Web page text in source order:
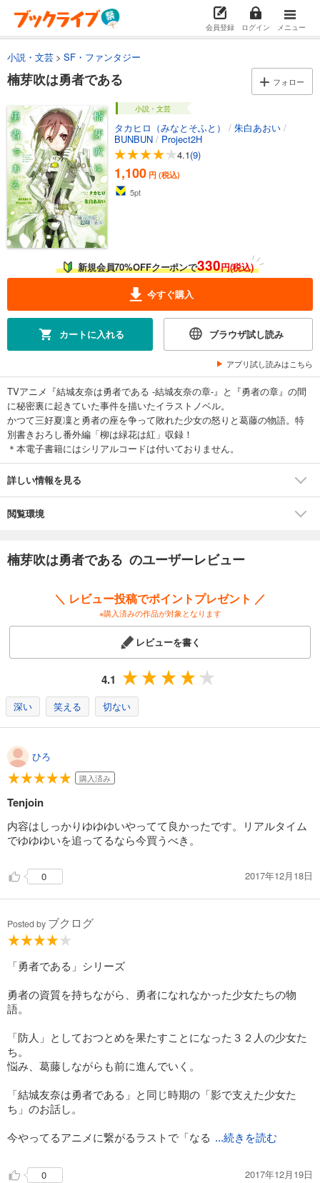
会員登録 ログイン メニュー
小説・文芸 SF・ファンタジー
楠芽吹は勇者である フォロー
小説・文芸
タカヒロ（みなとそふと） / 朱白あおい /
BUNBUN / Project2H
4.1(9)
1,100 円 (税込)
5pt
新規会員70%OFFクーポンで330円(税込)
今すぐ購入
カートに入れる ブラウザ試し読み
アプリ試し読みはこちら
TVアニメ『結城友奈は勇者である -結城友奈の章-』と『勇者の章』の間
に秘密裏に起きていた事件を描いたイラストノベル。
かつて三好夏凜と勇者の座を争って敗れた少女の怒りと葛藤の物語。特
別書きおろし番外編「柳は緑花は紅」収録！
＊本電子書籍にはシリアルコードは付いておりません。
詳しい情報を見る
閲覧環境
楠芽吹は勇者である のユーザーレビュー
＼ レビュー投稿でポイントプレゼント ／
※購入済みの作品が対象となります
レビューを書く
4.1
深い 笑える 切ない
ひろ
購入済み
Tenjoin
内容はしっかりゆゆゆいやってて良かったです。リアルタイム
でゆゆゆいを追ってるなら今買うべき。
0 2017年12月18日
Posted by ブクログ
「勇者である」シリーズ
勇者の資質を持ちながら、勇者になれなかった少女たちの物
語。
「防人」としておつとめを果たすことになった３２人の少女た
ち。
悩み、葛藤しながらも前に進んでいく。
「結城友奈は勇者である」と同じ時期の「影で支えた少女た
ち」のお話し。
今やってるアニメに繋がるラストで「なる ...続きを読む
0 2017年12月19日